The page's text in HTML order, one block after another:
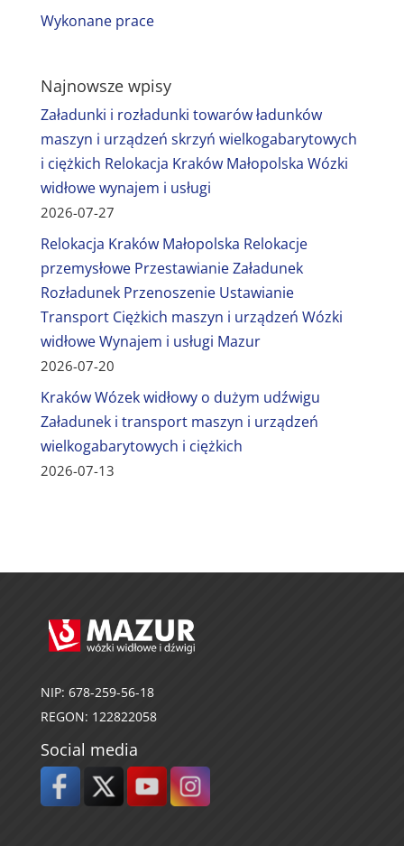
Wykonane prace
Najnowsze wpisy
Załadunki i rozładunki towarów ładunków
maszyn i urządzeń skrzyń wielkogabarytowych
i ciężkich Relokacja Kraków Małopolska Wózki
widłowe wynajem i usługi
2026-07-27
Relokacja Kraków Małopolska Relokacje
przemysłowe Przestawianie Załadunek
Rozładunek Przenoszenie Ustawianie
Transport Ciężkich maszyn i urządzeń Wózki
widłowe Wynajem i usługi Mazur
2026-07-20
Kraków Wózek widłowy o dużym udźwigu
Załadunek i transport maszyn i urządzeń
wielkogabarytowych i ciężkich
2026-07-13
NIP: 678-259-56-18
REGON: 122822058
Social media